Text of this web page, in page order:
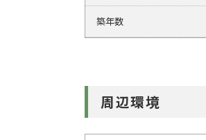
築年数
周辺環境